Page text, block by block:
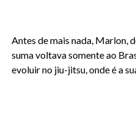
Antes de mais nada, Marlon,
suma voltava somente ao
evoluir no jiu-jitsu, onde é a